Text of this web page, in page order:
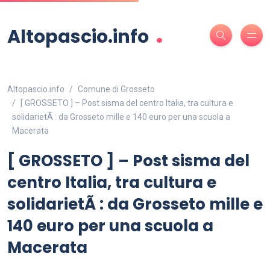
Altopascio.info .
Altopascio.info
Comune di Grosseto
[ GROSSETO ] – Post sisma del centro Italia, tra cultura e
solidarietÃ : da Grosseto mille e 140 euro per una scuola a
Macerata
[ GROSSETO ] – Post sisma del
centro Italia, tra cultura e
solidarietÃ : da Grosseto mille e
140 euro per una scuola a
Macerata